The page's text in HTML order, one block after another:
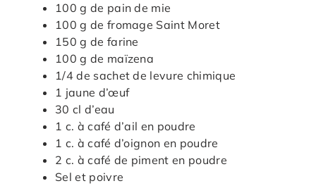
100 g de pain de mie
100 g de fromage Saint Moret
150 g de farine
100 g de maïzena
1/4 de sachet de levure chimique
1 jaune d’œuf
30 cl d’eau
1 c. à café d’ail en poudre
1 c. à café d’oignon en poudre
2 c. à café de piment en poudre
Sel et poivre